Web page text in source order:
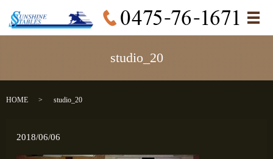
メ
studio_20
HOME studio_20
2018/06/06